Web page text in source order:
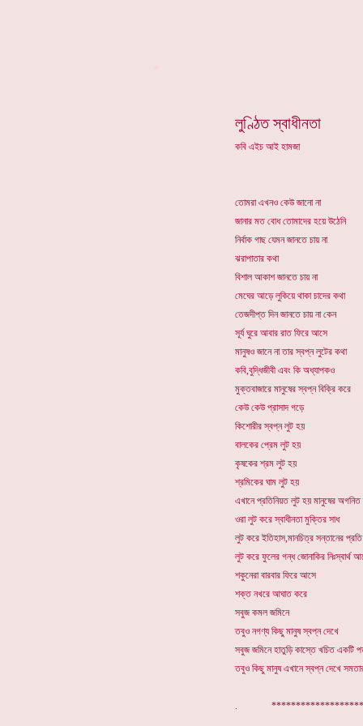
লুণ্ঠিত স্বাধীনতা
কবি এইচ আই হামজা
তোমরা এখনও কেউ জানো না
জানার মত বোধ তোমাদের হয়ে উঠেনি
নির্বাক গাছ যেমন জানতে চায় না
ঝরাপাতার কথা
বিশাল আকাশ জানতে চায় না
মেঘের আড়ে লুকিয়ে থাকা চাদের কথা
তেজদীপ্ত দিন জানতে চায় না কেন
সূর্য ঘুরে আবার রাত ফিরে আসে
মানুষও জানে না তার স্বপ্ন লুটের কথা
কবি,বুদ্ধিজীবী এবং কি অধ্যাপকও
মুক্তবাজারে মানুষের স্বপ্ন বিক্রি করে
কেউ কেউ প্রাসাদ গড়ে
কিশোরীর স্বপ্ন লুট হয়
বালকের প্রেম লুট হয়
কৃষকের শ্রম লুট হয়
শ্রমিকের ঘাম লুট হয়
এখানে প্রতিনিয়ত লুট হয় মানুষের
ওরা লুট করে স্বাধীনতা মুক্তির সাধ
লুট করে ইতিহাস,মানচিত্র সন্তানের প্রতি
লুট করে ফুলের গন্ধ জোনাকির নিঃস্বার্থ
শকুনেরা বারবার ফিরে আসে
শক্ত নখরে আঘাত করে
সবুজ কমল জমিনে
তবুও নগণ্য কিছু মানুষ স্বপ্ন দেখে
সবুজ জমিনে হাতুড়ি কাস্তে খচিত একটি
তবুও কিছু মানুষ এখানে স্বপ্ন দেখে
.